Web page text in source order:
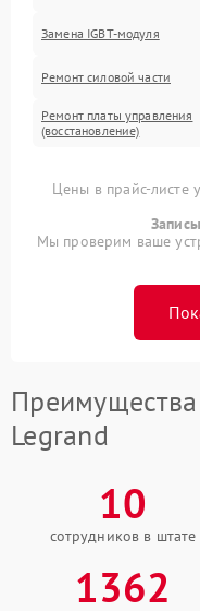
Замена IGBT-модуля
Ремонт силовой части
Ремонт платы управления
(восстановление)
Цены в прайс-листе
Мы проверим ваше
Legrand
10
сотрудников в штате
1362